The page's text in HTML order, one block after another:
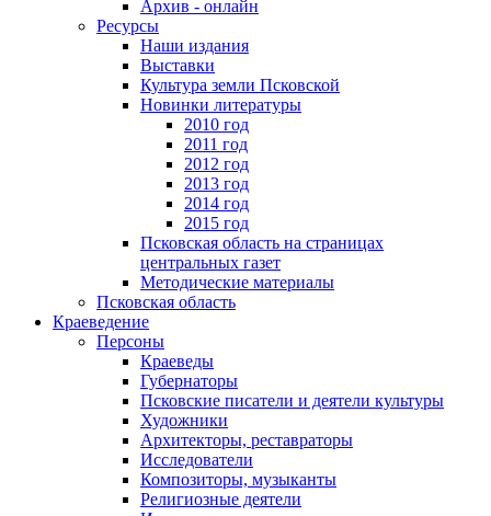
Архив - онлайн
Ресурсы
Наши издания
Выставки
Культура земли Псковской
Новинки литературы
2010 год
2011 год
2012 год
2013 год
2014 год
2015 год
Псковская область на страницах
центральных газет
Методические материалы
Псковская область
Краеведение
Персоны
Краеведы
Губернаторы
Псковские писатели и деятели культуры
Художники
Архитекторы, реставраторы
Исследователи
Композиторы, музыканты
Религиозные деятели